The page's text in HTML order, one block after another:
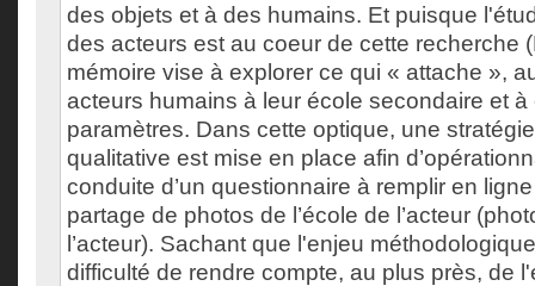
des objets et à des humains. Et puisque
des acteurs est au coeur de cette recherche
mémoire vise à explorer ce qui « attache »,
acteurs humains à leur école secondaire et
paramètres. Dans cette optique, une
qualitative est mise en place afin
conduite d’un questionnaire à remplir en
partage de photos de l’école de l’acteur
l’acteur). Sachant que l'enjeu
difficulté de rendre compte, au plus près, de